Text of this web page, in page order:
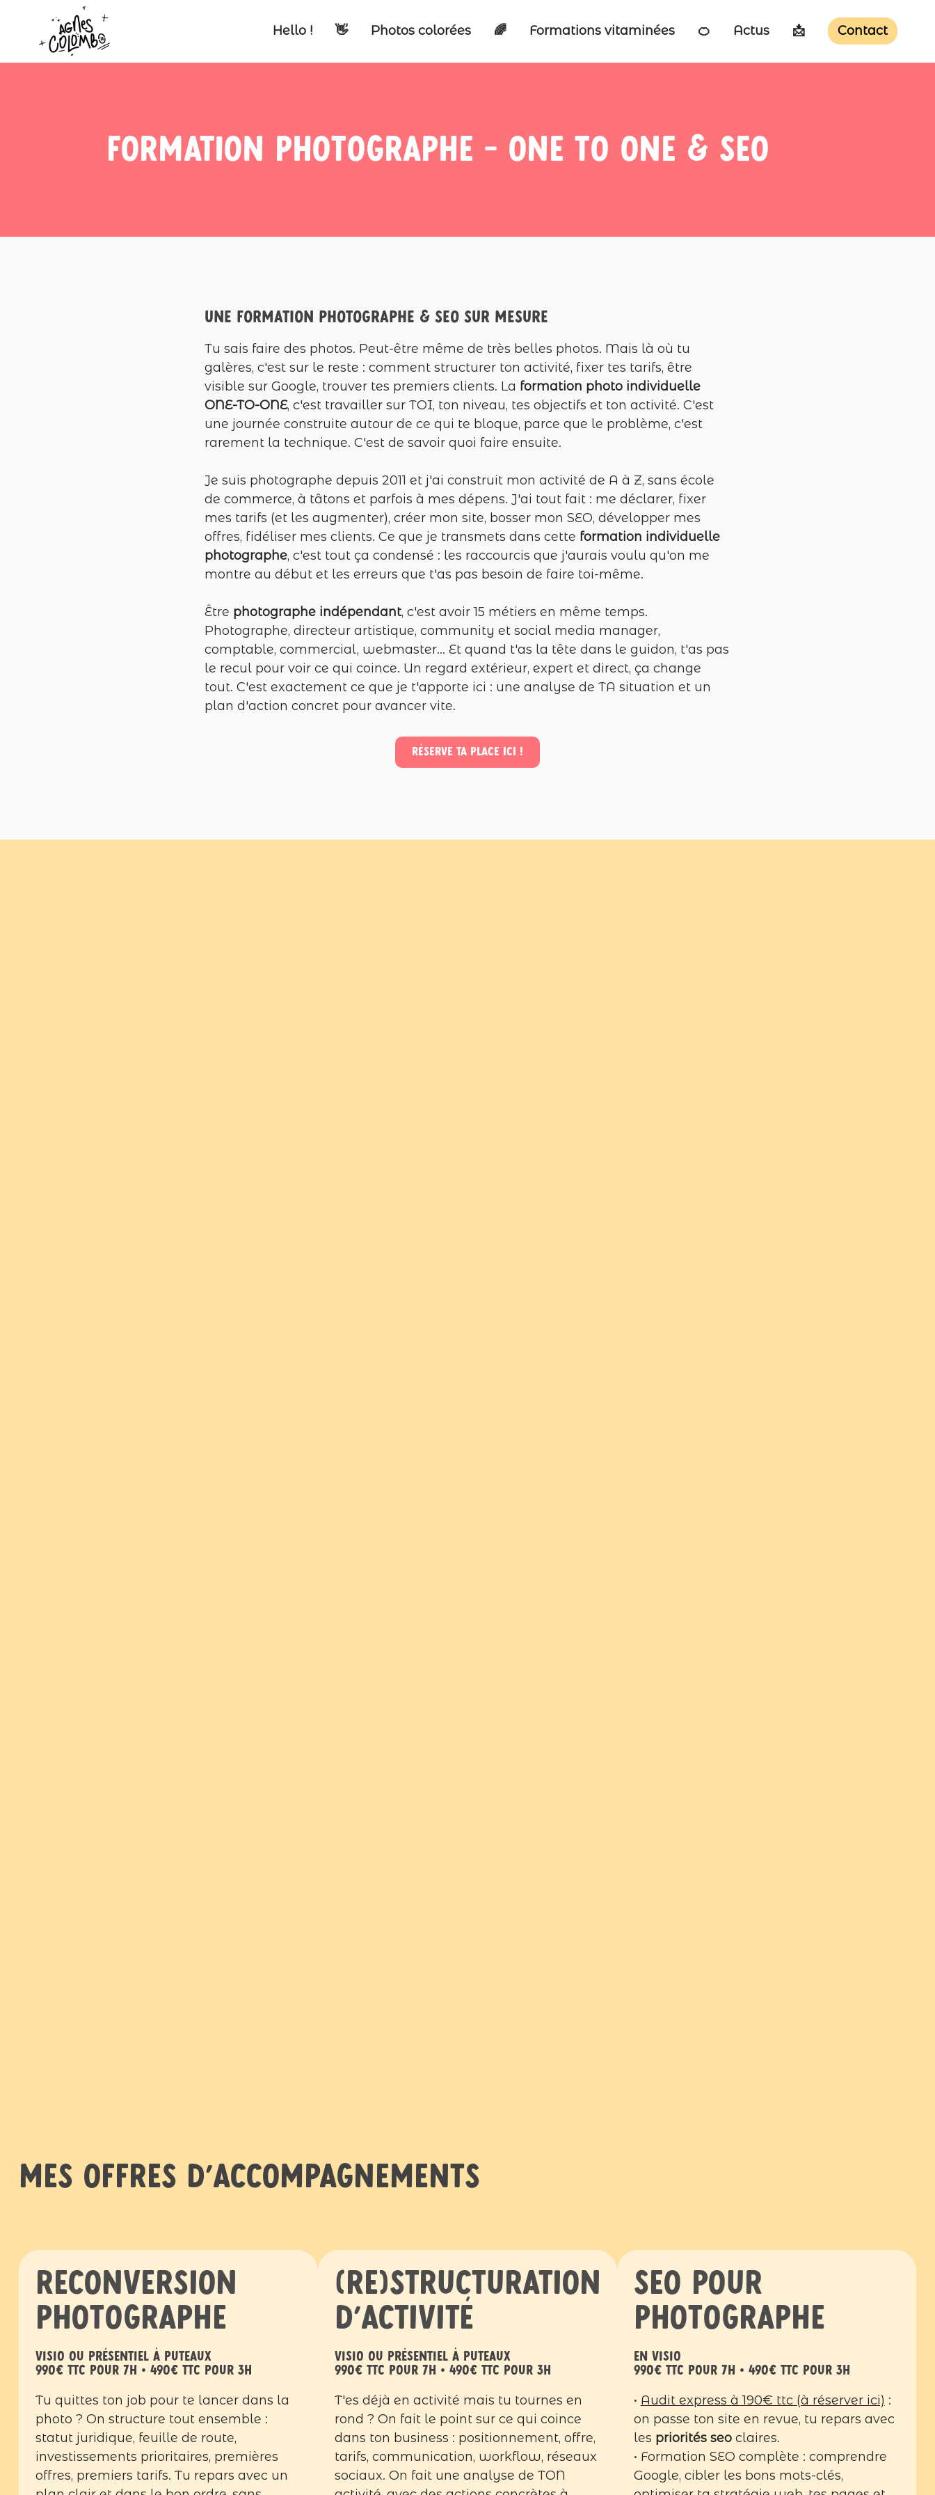
Hello ! 👋 Photos colorées 🌈 Formations vitaminées 🍊 Actus 📩 Contact
Formation photographe - one to one & seo
Une formation photographe & seo sur mesure
Tu sais faire des photos. Peut-être même de très belles photos. Mais là où tu
galères, c'est sur le reste : comment structurer ton activité, fixer tes tarifs, être
visible sur Google, trouver tes premiers clients. La formation photo individuelle
ONE-TO-ONE, c'est travailler sur TOI, ton niveau, tes objectifs et ton activité. C'est
une journée construite autour de ce qui te bloque, parce que le problème, c'est
rarement la technique. C'est de savoir quoi faire ensuite.
Je suis photographe depuis 2011 et j'ai construit mon activité de A à Z, sans école
de commerce, à tâtons et parfois à mes dépens. J'ai tout fait : me déclarer, fixer
mes tarifs (et les augmenter), créer mon site, bosser mon SEO, développer mes
offres, fidéliser mes clients. Ce que je transmets dans cette formation individuelle
photographe, c'est tout ça condensé : les raccourcis que j'aurais voulu qu'on me
montre au début et les erreurs que t'as pas besoin de faire toi-même.
Être photographe indépendant, c'est avoir 15 métiers en même temps.
Photographe, directeur artistique, community et social media manager,
comptable, commercial, webmaster… Et quand t'as la tête dans le guidon, t'as pas
le recul pour voir ce qui coince. Un regard extérieur, expert et direct, ça change
tout. C'est exactement ce que je t'apporte ici : une analyse de TA situation et un
plan d'action concret pour avancer vite.
Réserve ta place ici !
mes offres d'accompagnements
Reconversion
photographe
visio ou présentiel à Puteaux
990€ ttc pour 7h • 490€ ttc pour 3h
Tu quittes ton job pour te lancer dans la
photo ? On structure tout ensemble :
statut juridique, feuille de route,
investissements prioritaires, premières
offres, premiers tarifs. Tu repars avec un
(Re)structuration
d'activité
visio ou présentiel à Puteaux
990€ ttc pour 7h • 490€ ttc pour 3h
T'es déjà en activité mais tu tournes en
rond ? On fait le point sur ce qui coince
dans ton business : positionnement, offre,
tarifs, communication, workflow, réseaux
sociaux. On fait une analyse de TON
SEO pour
photographe
en visio
990€ ttc pour 7h • 490€ ttc pour 3h
• Audit express à 190€ ttc (à réserver ici) :
on passe ton site en revue, tu repars avec
les priorités seoclaires.
• Formation SEO complète : comprendre
Google, cibler les bons mots-clés,